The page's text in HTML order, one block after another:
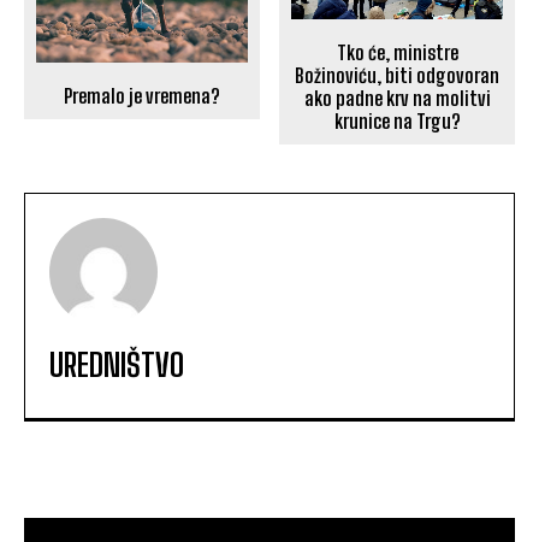
Premalo je vremena?
Tko će, ministre
Božinoviću, biti odgovoran
ako padne krv na molitvi
krunice na Trgu?
UREDNIŠTVO